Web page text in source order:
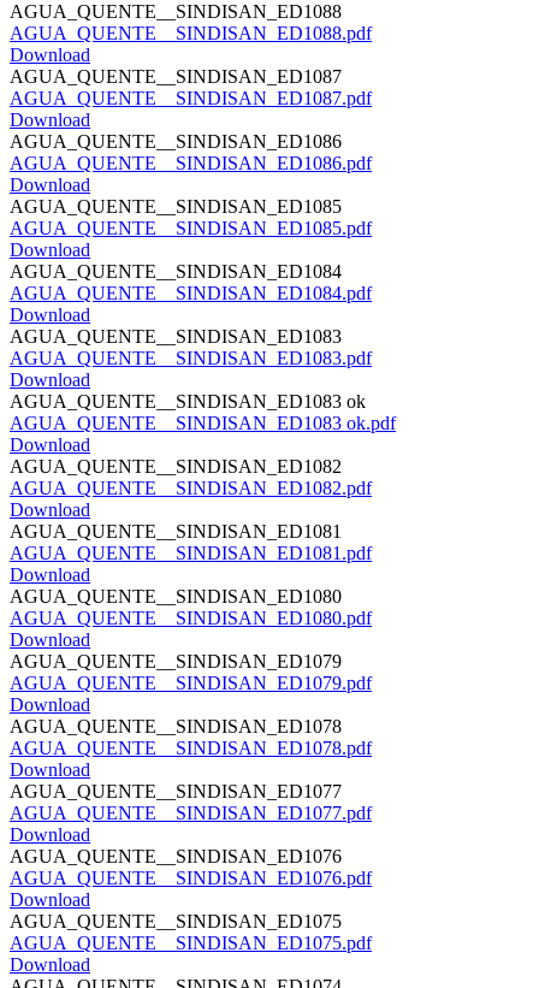
AGUA_QUENTE__SINDISAN_ED1088
AGUA_QUENTE__SINDISAN_ED1088.pdf
Download
AGUA_QUENTE__SINDISAN_ED1087
AGUA_QUENTE__SINDISAN_ED1087.pdf
Download
AGUA_QUENTE__SINDISAN_ED1086
AGUA_QUENTE__SINDISAN_ED1086.pdf
Download
AGUA_QUENTE__SINDISAN_ED1085
AGUA_QUENTE__SINDISAN_ED1085.pdf
Download
AGUA_QUENTE__SINDISAN_ED1084
AGUA_QUENTE__SINDISAN_ED1084.pdf
Download
AGUA_QUENTE__SINDISAN_ED1083
AGUA_QUENTE__SINDISAN_ED1083.pdf
Download
AGUA_QUENTE__SINDISAN_ED1083 ok
AGUA_QUENTE__SINDISAN_ED1083 ok.pdf
Download
AGUA_QUENTE__SINDISAN_ED1082
AGUA_QUENTE__SINDISAN_ED1082.pdf
Download
AGUA_QUENTE__SINDISAN_ED1081
AGUA_QUENTE__SINDISAN_ED1081.pdf
Download
AGUA_QUENTE__SINDISAN_ED1080
AGUA_QUENTE__SINDISAN_ED1080.pdf
Download
AGUA_QUENTE__SINDISAN_ED1079
AGUA_QUENTE__SINDISAN_ED1079.pdf
Download
AGUA_QUENTE__SINDISAN_ED1078
AGUA_QUENTE__SINDISAN_ED1078.pdf
Download
AGUA_QUENTE__SINDISAN_ED1077
AGUA_QUENTE__SINDISAN_ED1077.pdf
Download
AGUA_QUENTE__SINDISAN_ED1076
AGUA_QUENTE__SINDISAN_ED1076.pdf
Download
AGUA_QUENTE__SINDISAN_ED1075
AGUA_QUENTE__SINDISAN_ED1075.pdf
Download